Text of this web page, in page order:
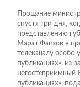
Прощание
спустя три дня,
представлению
Марат Фаизов в
телеканалу особо
публикациях», из-
негостеприимный
публикациях»,